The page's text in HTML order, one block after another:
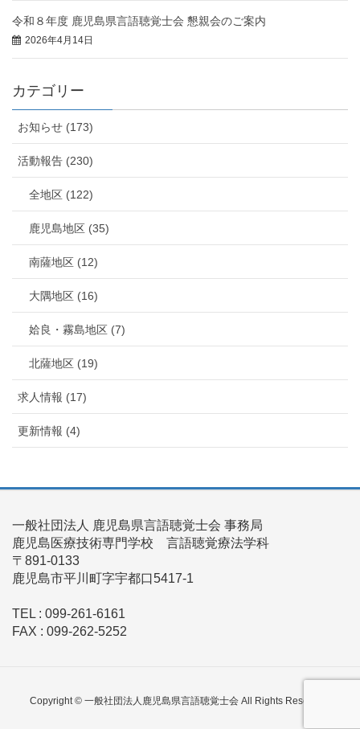
令和８年度 鹿児島県言語聴覚士会 懇親会のご案内
2026年4月14日
カテゴリー
お知らせ (173)
活動報告 (230)
全地区 (122)
鹿児島地区 (35)
南薩地区 (12)
大隅地区 (16)
姶良・霧島地区 (7)
北薩地区 (19)
求人情報 (17)
更新情報 (4)
一般社団法人 鹿児島県言語聴覚士会 事務局
鹿児島医療技術専門学校 言語聴覚療法学科
〒891-0133
鹿児島市平川町字宇都口5417-1
TEL : 099-261-6161
FAX : 099-262-5252
Copyright © 一般社団法人鹿児島県言語聴覚士会 All Rights Reserved.